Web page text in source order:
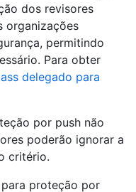
dos revisores
organizações
permitindo
Para obter
delegado para
por push não
poderão ignorar a
critério.
proteção por